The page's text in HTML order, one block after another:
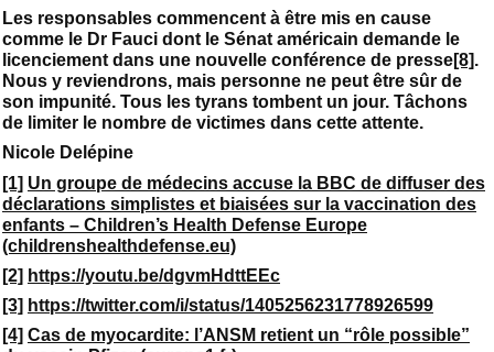
Les responsables commencent à être mis en cause
comme le Dr Fauci dont le Sénat américain demande le
licenciement dans une nouvelle conférence de presse[8].
Nous y reviendrons, mais personne ne peut être sûr de
son impunité. Tous les tyrans tombent un jour. Tâchons
de limiter le nombre de victimes dans cette attente.
Nicole Delépine
[1] Un groupe de médecins accuse la BBC de diffuser des
déclarations simplistes et biaisées sur la vaccination des
enfants – Children’s Health Defense Europe
(childrenshealthdefense.eu)
[2] https://youtu.be/dgvmHdttEEc
[3] https://twitter.com/i/status/1405256231778926599
[4] Cas de myocardite: l’ANSM retient un “rôle possible”